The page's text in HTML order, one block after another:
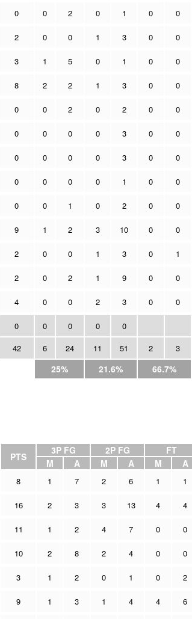
0 0 2 0 1 0 0
2 0 0 1 3 0 0
3 1 5 0 1 0 0
8 2 2 1 3 0 0
0 0 2 0 2 0 0
0 0 0 0 3 0 0
0 0 0 0 3 0 0
0 0 0 0 1 0 0
0 0 1 0 2 0 0
9 1 2 3 10 0 0
2 0 0 1 3 0 1
2 0 2 1 9 0 0
4 0 0 2 3 0 0
0 0 0 0 0
42 6 24 11 51 2 3
25% 21.6% 66.7%
PTS
3P FG 2P FG FT
M A M A M A
8 1 7 2 6 1 1
16 2 3 3 13 4 4
11 1 2 4 7 0 0
10 2 8 2 4 0 0
3 1 2 0 1 0 2
9 1 3 1 4 4 6